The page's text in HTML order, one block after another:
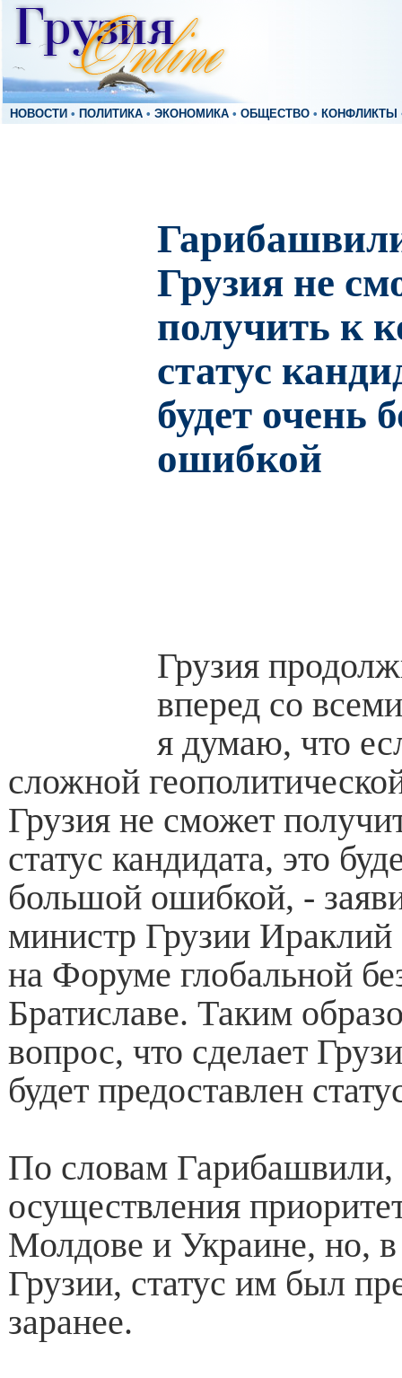
НОВОСТИ • ПОЛИТИКА • ЭКОНОМИКА • ОБЩЕСТВО • КОНФЛИКТЫ
Грузия не
получить к
статус
будет очень
ошибкой
Грузия
вперед со
я думаю, что
сложной
Грузия не сможет
статус кандидата, это
большой ошибкой, -
министр Грузии
на Форуме глобальной
Братиславе. Таким
вопрос, что сделает
будет предоставлен
По словам
осуществления
Молдове и Украине, но, в
Грузии, статус им был
заранее.